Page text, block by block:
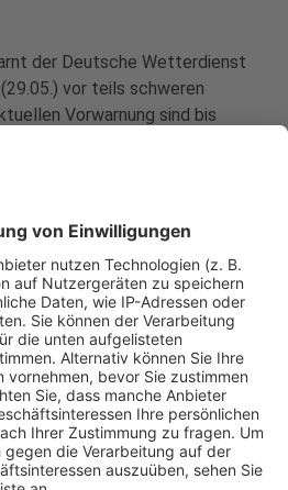
der Deutsche Wetterdienst
vor teils schweren
Vorwarnung sind bis
Hagel und Sturmböen
gilt derzeit von 15 Uhr bis 24
genau entwickelt, sollte
werden.
ruft dazu auf, rechtzeitig
treffen. Dazu gehört zum
im Außenbereich zu
die Feuerwehr, Fahrten
möglichst zu vermeiden. Die
auf mögliche Folgen
Angaben der Stadt kann
künftig häufiger
Eigentümer und Mieter sollten